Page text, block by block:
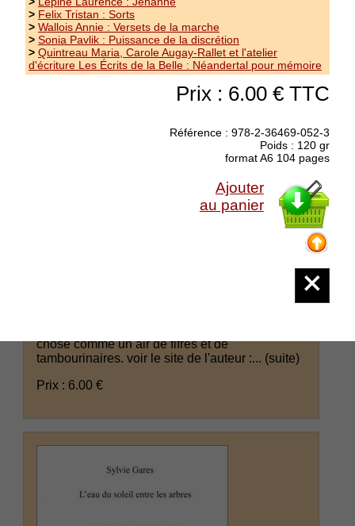
chose comme un air de fifres et de
tambourinaires. voir le site de l'auteur :... (suite)
Prix : 6.00 €
> Felix Tristan : Sorts
> Wallois Annie : Versets de la marche
> Sonia Pavlik : Puissance de la discrétion
> Quintreau Maria, Carole Augay-Rallet et l'atelier
d'écriture Les Écrits de la Belle : Néandertal pour mémoire
Prix : 6.00 € TTC
Référence : 978-2-36469-052-3
Poids : 120 gr
format A6 104 pages
Ajouter
au panier